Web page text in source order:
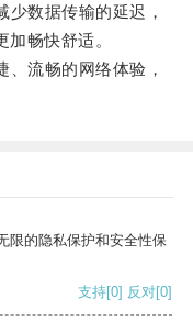
数据传输的延迟，
畅快舒适。
流畅的网络体验，
限的隐私保护和安全性保
支持[0] 反对[0]